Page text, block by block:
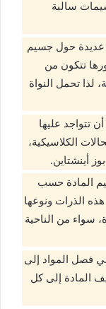
سالبة
عديدة حول جسيم
تتكون من
لذا تحمل النواة
تتواجد عليها
الكلاسيكية،
أينشتاين.
المادة حسب
الذرات ونوعها
سواء من الناحية
في فصل المواد إلى
المادة إلى كل